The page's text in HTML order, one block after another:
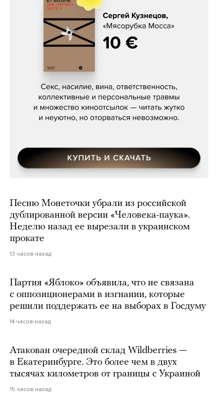
Сергей Кузнецов, «Мясорубка
Песню Монеточки убрали из российской
дублированной версии «Человека-паука».
Неделю назад ее вырезали в украинском
прокате
13 часов назад
Партия «Яблоко» объявила, что не связана
с оппозиционерами в изгнании, которые
решили поддержать ее на выборах в Госдуму
14 часов назад
Атакован очередной склад Wildberries —
в Екатеринбурге. Это более чем в двух
тысячах километров от границы с Украиной
15 часов назад